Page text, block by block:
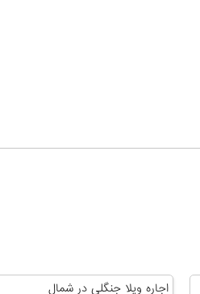
اجاره ویلا جنگلی در شمال